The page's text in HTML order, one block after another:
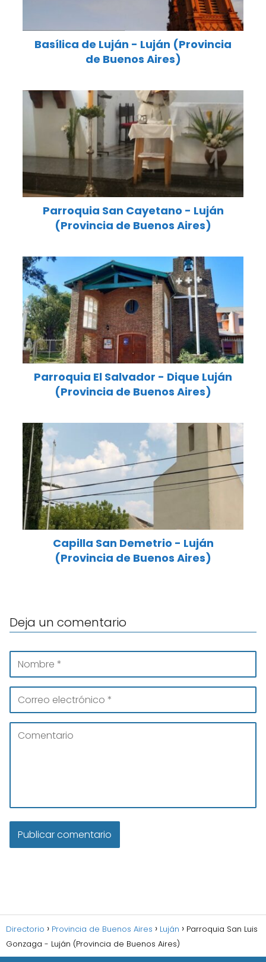
Basílica de Luján - Luján (Provincia
de Buenos Aires)
Parroquia San Cayetano - Luján
(Provincia de Buenos Aires)
Parroquia El Salvador - Dique Luján
(Provincia de Buenos Aires)
Capilla San Demetrio - Luján
(Provincia de Buenos Aires)
Deja un comentario
Directorio Provincia de Buenos Aires Luján
Parroquia San Luis
Gonzaga - Luján (Provincia de Buenos Aires)